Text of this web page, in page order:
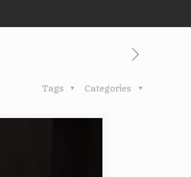
Categories
Tags